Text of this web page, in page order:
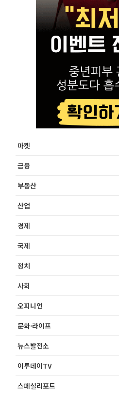
마켓
금융
부동산
산업
경제
국제
정치
사회
오피니언
문화·라이프
뉴스발전소
이투데이TV
스페셜리포트